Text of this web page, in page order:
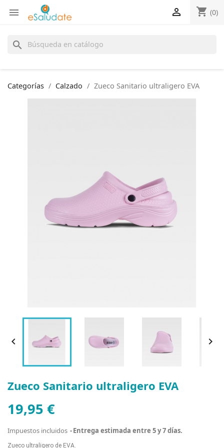
 shopping_cart (0)

search
Categorías Calzado Zueco Sanitario ultraligero EVA
 
Zueco Sanitario ultraligero EVA
19,95 €
Impuestos incluidos Entrega estimada entre 5 y 7 días.
Zueco ultraligero de EVA.